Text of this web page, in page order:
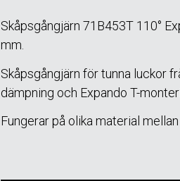
Skåpsgångjärn 71B453T 110°
mm.
Skåpsgångjärn för tunna luckor
dämpning och Expando T-
Fungerar på olika material